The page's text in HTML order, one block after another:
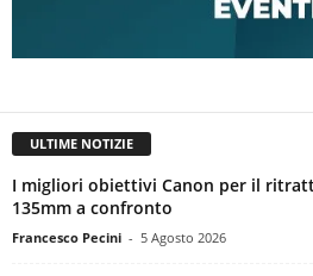
ULTIME NOTIZIE
I migliori obiettivi Canon per il
135mm a confronto
Francesco Pecini - 5 Agosto 2026